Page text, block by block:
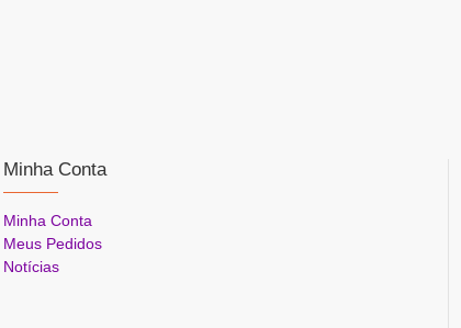
Minha Conta
Minha Conta
Meus Pedidos
Notícias